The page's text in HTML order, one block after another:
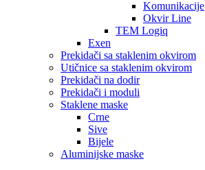
Komunikacije
Okvir Line
TEM Logiq
Exen
Prekidači sa staklenim okvirom
Utičnice sa staklenim okvirom
Prekidači na dodir
Prekidači i moduli
Staklene maske
Crne
Sive
Bijele
Aluminijske maske